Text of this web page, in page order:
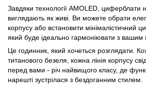
Завдяки технології AMOLED, циферблати
виглядають як живі. Ви можете обрати
корпусу або встановити мінімалістичний
який буде ідеально гармоніювати з
Це годинник, який хочеться розглядати.
титанового безеля, кожна лінія корпусу
перед вами - річ найвищого класу, де
нарешті зустрілася з бездоганним стилем.